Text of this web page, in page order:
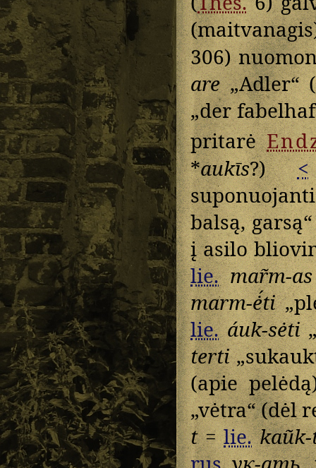
306)
are„Adler“ (
„der
pritarė
*aukīs?)<
balsą,
į asilo
lie. mar̃m-as
marm-ė́ti
lie. áuk-sėti
terti
(apie
„vėtra“ (dėl
t=lie.